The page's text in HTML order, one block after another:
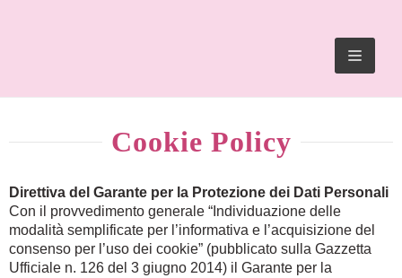
Cookie Policy
Direttiva del Garante per la Protezione dei Dati Personali
Con il provvedimento generale “Individuazione delle
modalità semplificate per l’informativa e l’acquisizione del
consenso per l’uso dei cookie” (pubblicato sulla Gazzetta
Ufficiale n. 126 del 3 giugno 2014) il Garante per la